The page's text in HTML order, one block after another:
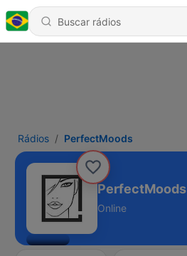
Rádios PerfectMoods
PerfectMoods
Online